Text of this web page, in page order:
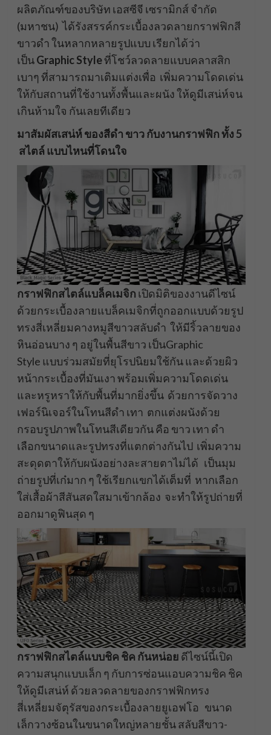
ผลิตภัณฑ์ของบริษัท เอสซีจี เซรามิกส์ จำกัด
(มหาชน) ได้รังสรรค์กระเบื้องลวดลายกราฟฟิกสี
ขาวดำ ในหลากหลายรูปแบบ เรียกได้ว่า
เป็นGraphic Styleที่โชว์ลวดลายแบบคลาสสิก
เบาๆ ที่สามารถมาเติมแต่งเพื่อ เพิ่มความโดดเด่น
ให้กับสถานที่ใช้งานทั้งพื้นและผนัง ให้ดูมีเสน่ห์จน
เกินห้ามใจ กันเลยทีเดียว
มาสัมผัสเสน่ห์ ของสีดำ ขาว กับงานกราฟฟิก ทั้ง 5
สไตล์ แบบไหนที่โดนใจ
กราฟฟิกสไตล์แบล็คเมจิก เปิดมิติของงานดีไซน์
ด้วยกระเบื้องลายแบล็คเมจิกที่ถูกออกแบบด้วยรูป
ทรงสี่เหลี่ยมคางหมูสีขาวสลับดำ ให้มีริ้วลายของ
หินอ่อนบาง ๆ อยู่ในพื้นสีขาว เป็นGraphic
Style แบบร่วมสมัยที่ยุโรปนิยมใช้กัน และด้วยผิว
หน้ากระเบื้องที่มันเงา พร้อมเพิ่มความโดดเด่น
และหรูหราให้กับพื้นที่มากยิ่งขึ้น ด้วยการจัดวาง
เฟอร์นิเจอร์ในโทนสีดำ เทา ตกแต่งผนังด้วย
กรอบรูปภาพในโทนสีเดียวกัน คือ ขาว เทา ดำ
เลือกขนาดและรูปทรงที่แตกต่างกันไป เพิ่มความ
สะดุดตาให้กับผนังอย่างละสายตาไม่ได้ เป็นมุม
ถ่ายรูปที่เก๋มาก ๆ ใช้เรียกแขกได้เต็มที่ หากเลือก
ใส่เสื้อผ้าสีสันสดใสมาเข้ากล้อง จะทำให้รูปถ่ายที่
ออกมาดูฟินสุด ๆ
กราฟฟิกสไตล์แบบชิค ชิค กันหน่อย ดีไซน์นี้เปิด
ความสนุกแบบเล็ก ๆ กับการซ่อนแอบความชิค ชิค
ให้ดูมีเสน่ห์ ด้วยลวดลายของกราฟฟิกทรง
สี่เหลี่ยมจัตุรัสของกระเบื้องลายยูเอฟโอ ขนาด
เล็กวางซ้อนในขนาดใหญ่หลายชั้น สลับสีขาว-